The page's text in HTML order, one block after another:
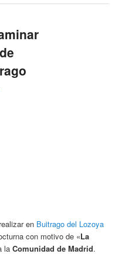
en Buitrago del Lozoya
con motivo de «La
laComunidad de Madrid.